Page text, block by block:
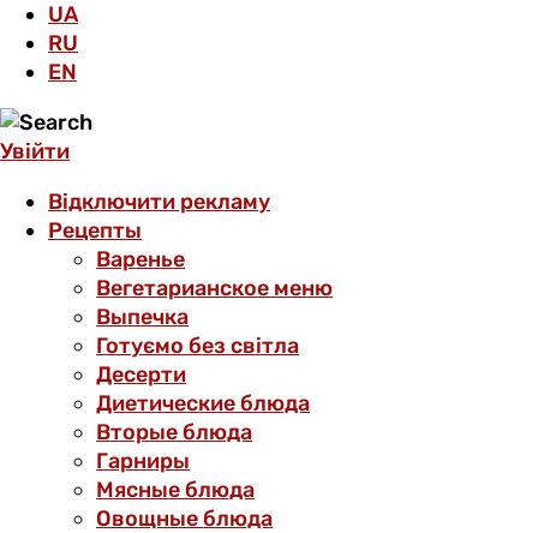
UA
RU
EN
Увійти
Відключити рекламу
Рецепты
Варенье
Вегетарианское меню
Выпечка
Готуємо без світла
Десерти
Диетические блюда
Вторые блюда
Гарниры
Мясные блюда
Овощные блюда